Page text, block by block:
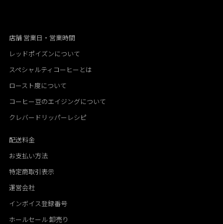
店舗 営業日・営業時間
レッドポイズンについて
スペシャルティコーヒーとは
ロースト度について
コーヒー豆のエイジングについて
クレバードリッパーレシピ
配送料金
お支払い方法
特定商取引表示
運営会社
インボイス登録番号
ホールセール 卸売り